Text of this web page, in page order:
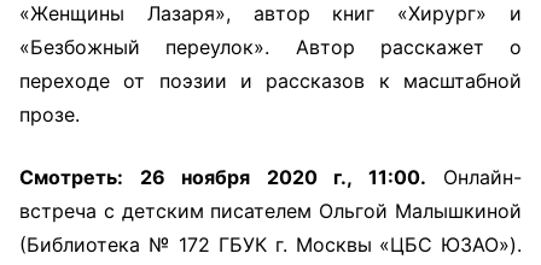
«Женщины Лазаря», автор книг «Хирург» и
«Безбожный переулок». Автор расскажет о
переходе от поэзии и рассказов к масштабной
прозе.
Смотреть: 26 ноября 2020 г., 11:00. Онлайн-
встреча с детским писателем Ольгой Малышкиной
(Библиотека № 172 ГБУК г. Москвы «ЦБС ЮЗАО»).